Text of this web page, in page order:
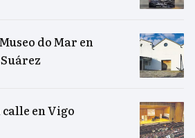
do Mar en
en Vigo